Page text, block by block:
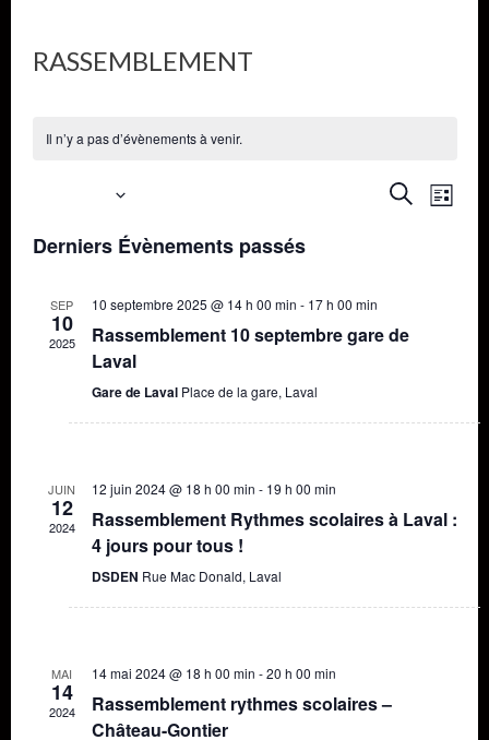
RASSEMBLEMENT
Il n’y a pas d’évènements à venir.
de
Recherche
Liste
une
Derniers Évènements passés
SEP
10
2025
10 septembre 2025 @ 14 h 00 min - 17 h 00 min
Rassemblement 10 septembre gare de
Laval
Gare de Laval Place de la gare, Laval
JUIN
12
2024
12 juin 2024 @ 18 h 00 min - 19 h 00 min
Rassemblement Rythmes scolaires à Laval :
4 jours pour tous !
DSDEN Rue Mac Donald, Laval
MAI
14
2024
14 mai 2024 @ 18 h 00 min -20 h 00 min
Rassemblement rythmes scolaires –
Château-Gontier